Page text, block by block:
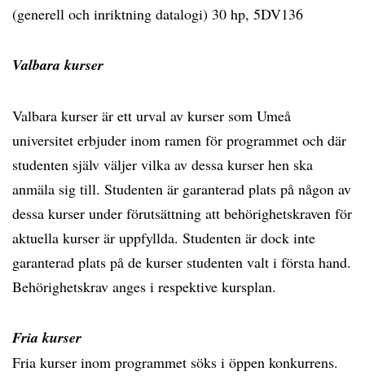
(generell och inriktning datalogi) 30 hp, 5DV136
Valbara kurser
Valbara kurser är ett urval av kurser som Umeå
universitet erbjuder inom ramen för programmet och där
studenten själv väljer vilka av dessa kurser hen ska
anmäla sig till. Studenten är garanterad plats på någon av
dessa kurser under förutsättning att behörighetskraven för
aktuella kurser är uppfyllda. Studenten är dock inte
garanterad plats på de kurser studenten valt i första hand.
Behörighetskrav anges i respektive kursplan.
Fria kurser
Fria kurser inom programmet söks i öppen konkurrens.